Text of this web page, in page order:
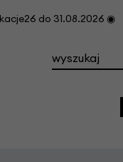
do 31.08.2026 ◉